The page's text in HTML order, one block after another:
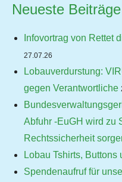
Neueste Beiträge
Infovortrag von Rettet
27.07.26
Lobauverdurstung:
gegen Verantwortliche
Abfuhr -EuGH wird zu
Rechtssicherheit
Lobau Tshirts,
Spendenaufruf für